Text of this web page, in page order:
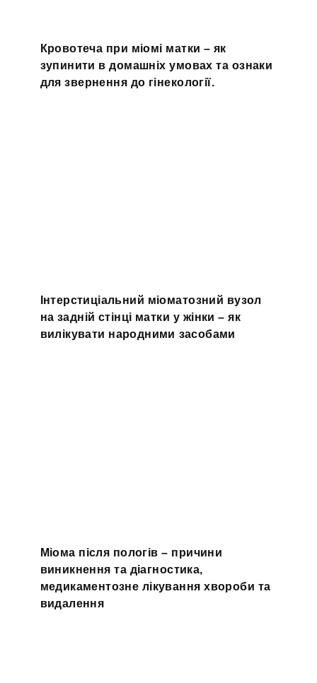
Кровотеча при міомі матки – як
зупинити в домашніх умовах та ознаки
для звернення до гінекології.
Інтерстиціальний міоматозний вузол
на задній стінці матки у жінки – як
вилікувати народними засобами
Міома після пологів – причини
виникнення та діагностика,
медикаментозне лікування хвороби та
видалення